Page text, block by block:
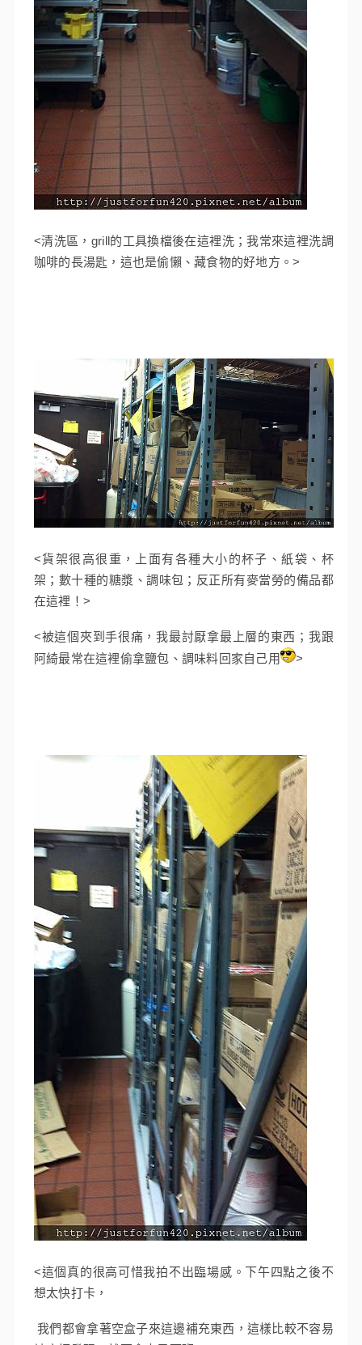
<清洗區，grill的工具換檔後在這裡洗；我常來這裡洗調
咖啡的長湯匙，這也是偷懶、藏食物的好地方。>
<貨架很高很重，上面有各種大小的杯子、紙袋、杯
架；數十種的糖漿、調味包；反正所有麥當勞的備品都
在這裡！>
<被這個夾到手很痛，我最討厭拿最上層的東西；我跟
阿綺最常在這裡偷拿鹽包、調味料回家自己用
>
<這個真的很高可惜我拍不出臨場感。下午四點之後不
想太快打卡，
我們都會拿著空盒子來這邊補充東西，這樣比較不容易